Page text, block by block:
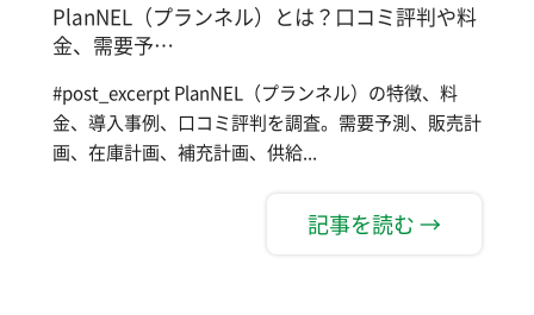
PlanNEL（プランネル）とは？口コミ評判や料
金、需要予…
#post_excerpt PlanNEL（プランネル）の特徴、料
金、導入事例、口コミ評判を調査。需要予測、販売計
画、在庫計画、補充計画、供給...
記事を読む →